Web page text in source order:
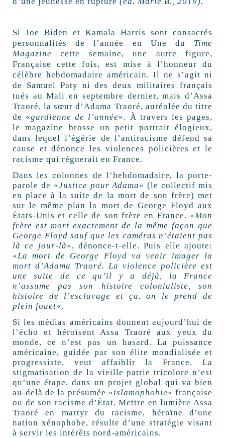
Si Joe Biden et Kamala Harris sont consacrés
personnalités de l’année en Une du Time
Magazinecette semaine, une autre figure,
Française cette fois, est mise à l’honneur du
célèbre hebdomadaire américain. Il ne s’agit ni
de Samuel Paty ni des deux militaires français
tués au Mali en septembre dernier, mais d’Assa
Traoré, la sœur d’Adama Traoré, auréolée du titre
de «gardienne de l’année». À travers les pages,
le magazine brosse un petit portrait élogieux,
dans lequel l’égérie de l’antiracisme défend sa
cause et dénonce les violences policières et le
racisme qui régnerait en France.
Dans les colonnes de l’hebdomadaire, la porte-
parole de «Justice pour Adama» (le collectif mis
en place à la suite de la mort de son frère) met
sur le même plan la mort de George Floyd aux
États-Unis et celle de son frère en France. «Mon
frère est mort exactement de la même façon que
George Floyd sauf que les caméras n’étaient pas
là ce jour-là», dénonce-t-elle. Puis elle ajoute:
«La mort de George Floyd va venir imager la
mort d’Adama Traoré. La violence policière est
une suite de ce qu’il y a déjà, la France
n’assume pas son histoire colonialiste, son
histoire de l’esclavage et ça, on le prend de
plein fouet».
Si les médias américains donnent aujourd’hui de
l’écho et héroïsent Assa Traoré aux yeux du
monde, ce n’est pas un hasard. La puissance
américaine, guidée par son élite mondialisée et
progressiste, veut affaiblir la France. La
stigmatisation de la vieille patrie tricolore n’est
qu’une étape, dans un projet global qui va bien
au-delà de la présumée «islamophobie» française
ou de son racisme d’État. Mettre en lumière Assa
Traoré en martyr du racisme, héroïne d’une
nation xénophobe, résulte d’une stratégie visant
à servir les intérêts nord-américains.